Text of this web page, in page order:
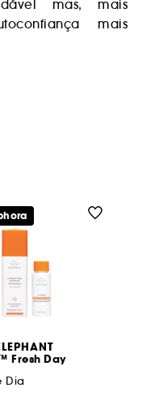
mas, mais
mais
Fresh Day
Dia